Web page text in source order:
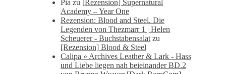
Pia zu
[Rezension] Supernatural
Academy – Year One
Rezension: Blood and Steel. Die
Legenden von Thezmarr 1 | Helen
Scheuerer - Buchstabensalat zu
[Rezension] Blood & Steel
Calipa » Archives Leather & Lark - Hass
und Liebe liegen nah beieinander BD.2